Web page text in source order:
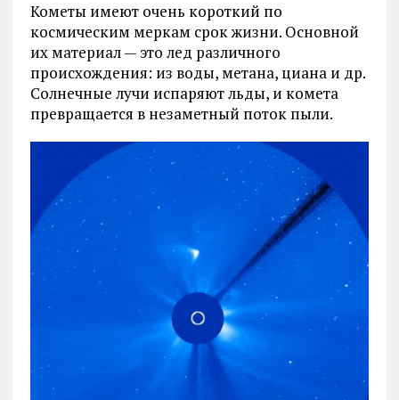
Кометы имеют очень короткий по
космическим меркам срок жизни. Основной
их материал — это лед различного
происхождения: из воды, метана, циана и др.
Солнечные лучи испаряют льды, и комета
превращается в незаметный поток пыли.